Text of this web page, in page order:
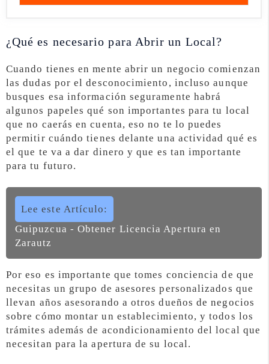
¿Qué es necesario para Abrir un Local?
Cuando tienes en mente abrir un negocio comienzan
las dudas por el desconocimiento, incluso aunque
busques esa información seguramente habrá
algunos papeles qué son importantes para tu local
que no caerás en cuenta, eso no te lo puedes
permitir cuándo tienes delante una actividad qué es
el que te va a dar dinero y que es tan importante
para tu futuro.
Lee este Artículo:
Guipuzcua - Obtener Licencia Apertura en
Zarautz
Por eso es importante que tomes conciencia de que
necesitas un grupo de asesores personalizados que
llevan años asesorando a otros dueños de negocios
sobre cómo montar un establecimiento, y todos los
trámites además de acondicionamiento del local que
necesitan para la apertura de su local.